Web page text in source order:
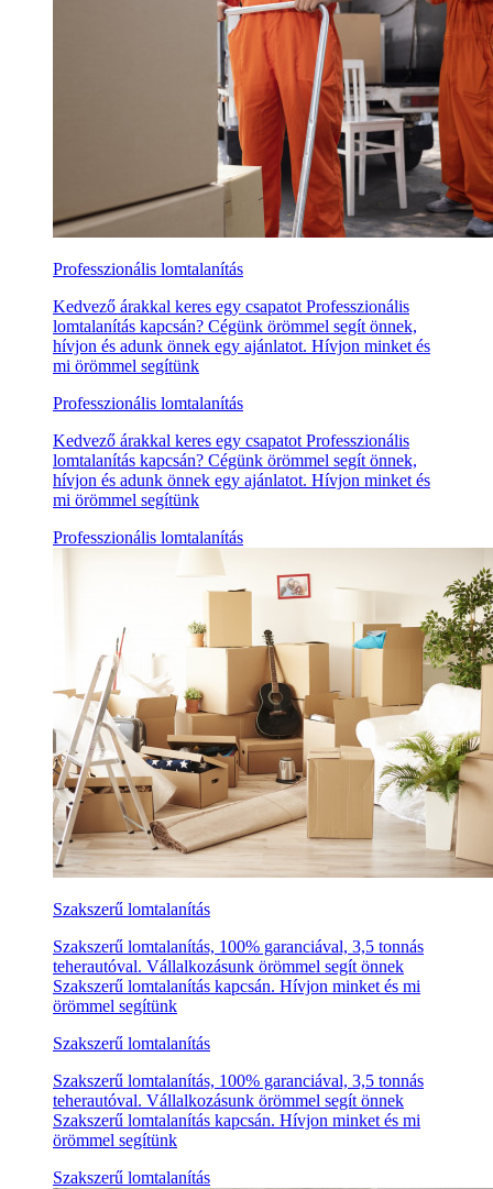
Professzionális lomtalanítás
Kedvező árakkal keres egy csapatot Professzionális
lomtalanítás kapcsán? Cégünk örömmel segít önnek,
hívjon és adunk önnek egy ajánlatot. Hívjon minket és
mi örömmel segítünk
Professzionális lomtalanítás
Kedvező árakkal keres egy csapatot Professzionális
lomtalanítás kapcsán? Cégünk örömmel segít önnek,
hívjon és adunk önnek egy ajánlatot. Hívjon minket és
mi örömmel segítünk
Professzionális lomtalanítás
Szakszerű lomtalanítás
Szakszerű lomtalanítás, 100% garanciával, 3,5 tonnás
teherautóval. Vállalkozásunk örömmel segít önnek
Szakszerű lomtalanítás kapcsán. Hívjon minket és mi
örömmel segítünk
Szakszerű lomtalanítás
Szakszerű lomtalanítás, 100% garanciával, 3,5 tonnás
teherautóval. Vállalkozásunk örömmel segít önnek
Szakszerű lomtalanítás kapcsán. Hívjon minket és mi
örömmel segítünk
Szakszerű lomtalanítás